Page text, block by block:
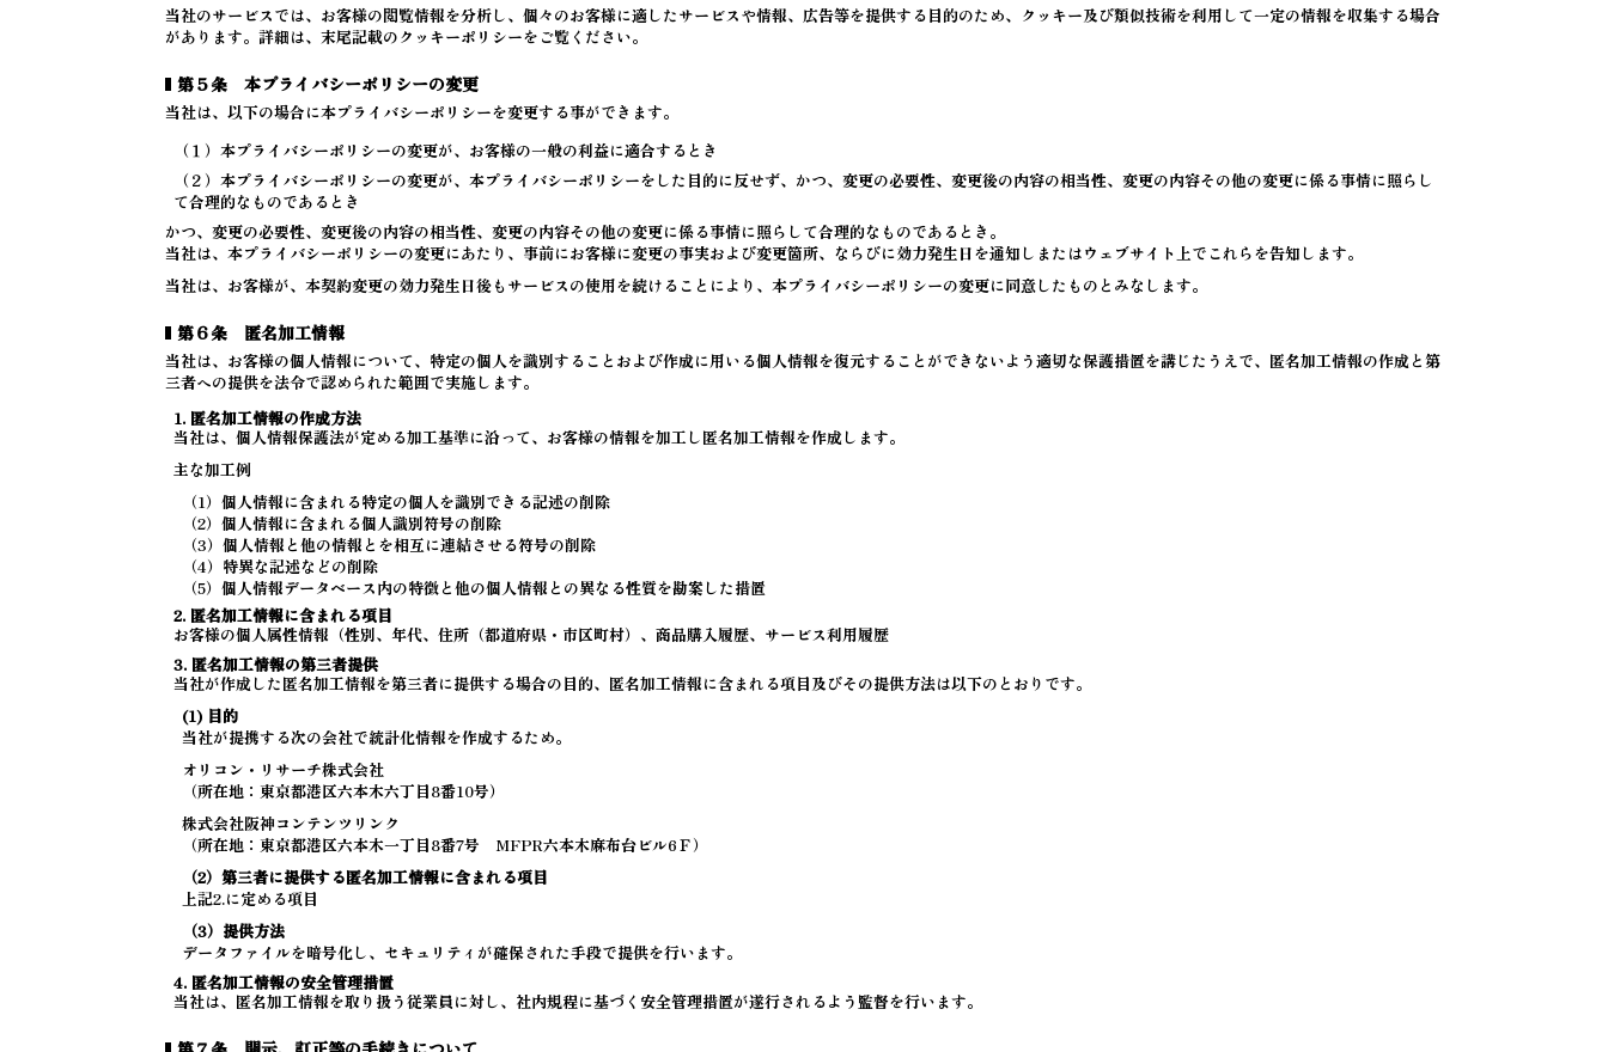
当社のサービスでは、お客様の閲覧情報を分析し、個々のお客様に適したサービスや情報、広告等を提供する目的のため、クッキー及び類似技術を利用して一定の情報を収集する場合
があります。詳細は、末尾記載のクッキーポリシーをご覧ください。
第５条 本プライバシーポリシーの変更
当社は、以下の場合に本プライバシーポリシーを変更する事ができます。
（１）本プライバシーポリシーの変更が、お客様の一般の利益に適合するとき
（２）本プライバシーポリシーの変更が、本プライバシーポリシーをした目的に反せず、かつ、変更の必要性、変更後の内容の相当性、変更の内容その他の変更に係る事情に照らし
て合理的なものであるとき
かつ、変更の必要性、変更後の内容の相当性、変更の内容その他の変更に係る事情に照らして合理的なものであるとき。
当社は、本プライバシーポリシーの変更にあたり、事前にお客様に変更の事実および変更箇所、ならびに効力発生日を通知しまたはウェブサイト上でこれらを告知します。
当社は、お客様が、本契約変更の効力発生日後もサービスの使用を続けることにより、本プライバシーポリシーの変更に同意したものとみなします。
第６条 匿名加工情報
当社は、お客様の個人情報について、特定の個人を識別することおよび作成に用いる個人情報を復元することができないよう適切な保護措置を講じたうえで、匿名加工情報の作成と第
三者への提供を法令で認められた範囲で実施します。
1. 匿名加工情報の作成方法
当社は、個人情報保護法が定める加工基準に沿って、お客様の情報を加工し匿名加工情報を作成します。
主な加工例
（1）個人情報に含まれる特定の個人を識別できる記述の削除
（2）個人情報に含まれる個人識別符号の削除
（3）個人情報と他の情報とを相互に連結させる符号の削除
（4）特異な記述などの削除
（5）個人情報データベース内の特徴と他の個人情報との異なる性質を勘案した措置
2. 匿名加工情報に含まれる項目
お客様の個人属性情報（性別、年代、住所（都道府県・市区町村）、商品購入履歴、サービス利用履歴
3. 匿名加工情報の第三者提供
当社が作成した匿名加工情報を第三者に提供する場合の目的、匿名加工情報に含まれる項目及びその提供方法は以下のとおりです。
(1) 目的
当社が提携する次の会社で統計化情報を作成するため。
オリコン・リサーチ株式会社
（所在地：東京都港区六本木六丁目8番10号）
株式会社阪神コンテンツリンク
（所在地：東京都港区六本木一丁目8番7号 MFPR六本木麻布台ビル6Ｆ）
（2）第三者に提供する匿名加工情報に含まれる項目
上記2.に定める項目
（3）提供方法
データファイルを暗号化し、セキュリティが確保された手段で提供を行います。
4. 匿名加工情報の安全管理措置
当社は、匿名加工情報を取り扱う従業員に対し、社内規程に基づく安全管理措置が遂行されるよう監督を行います。